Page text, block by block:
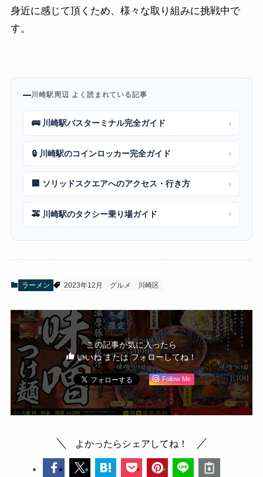
身近に感じて頂くため、様々な取り組みに挑戦中で
す。
川崎駅周辺 よく読まれている記事
🚌 川崎駅バスターミナル完全ガイド ›
🔒 川崎駅のコインロッカー完全ガイド ›
🏢 ソリッドスクエアへのアクセス・行き方 ›
🚕 川崎駅のタクシー乗り場ガイド ›
ラーメン 2023年12月 グルメ 川崎区
この記事が気に入ったら
いいね または フォローしてね！
Follow Me
よかったらシェアしてね！